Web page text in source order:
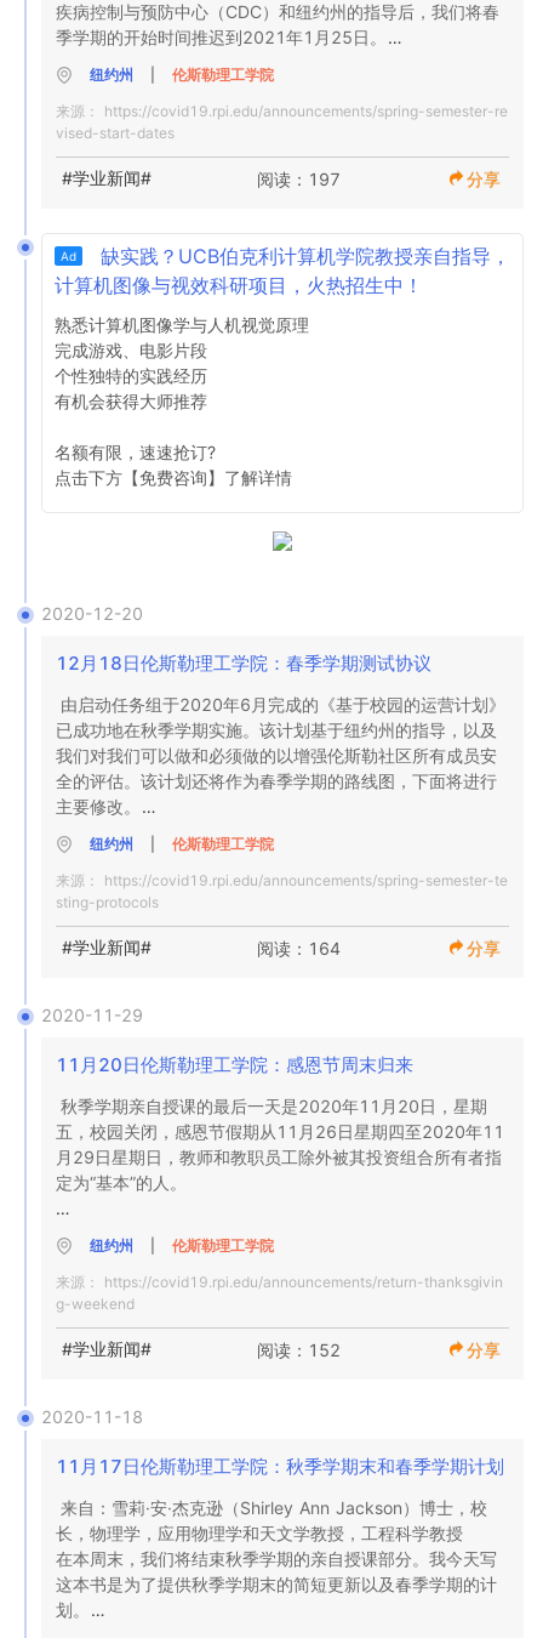
感谢您为维护自己和我们社区的安全与健康所做的一切。
疾病控制与预防中心（CDC）和纽约州的指导后，我们将春
季学期的开始时间推迟到2021年1月25日。
参加课程和其他校园内活动的学生将在1月22日至1月24日
之间返回校园。这一时间点对于居住在下院的学生来说尤其
重要，他们将获得具体的到课日期和时间。从2021年1月4
日这一周开始，到达大使将与每位学生取得联系。
根据联邦和纽约州公共卫生指南的规定，本学期将对所有学
生进行为期两周的就地隔离，并于2021年1月25日开始在线
指导。亲自指导活动将于2021年2月8日开始。 。
与秋季学期一样，T3SQ / I计划的所有要素以及我们的校园
正在采取的措施旨在维护Rensselaer社区所有成员的健康，
如果根据整体健康状况有进一步的变化，我们将立即通知
您。
纽约州
伦斯勒理工学院
来源： https://covid19.rpi.edu/announcements/spring-semester-re
vised-start-dates
#学业新闻# 阅读：197 分享
Ad
缺实践？UCB伯克利计算机学院教授亲自指导，
计算机图像与视效科研项目，火热招生中！
熟悉计算机图像学与人机视觉原理
完成游戏、电影片段
个性独特的实践经历
有机会获得大师推荐
名额有限，速速抢订?
点击下方【免费咨询】了解详情
2020-12-20
12月18日伦斯勒理工学院：春季学期测试协议
由启动任务组于2020年6月完成的《基于校园的运营计划》
已成功地在秋季学期实施。该计划基于纽约州的指导，以及
我们对我们可以做和必须做的以增强伦斯勒社区所有成员安
全的评估。该计划还将作为春季学期的路线图，下面将进行
主要修改。
我们的春季测试计划为要求校园访问的人员提供了基于校园
的操作协议。这些协议将使我们能够开展基础教育和研究任
务，尤其侧重于健康与安全，教学创新，运营有效性，限制
风险和后果管理。
的国家和首都地区蔓延，因此我们无法使校园运营完全没有
变，导致我们不根据纽约州的禁令和/或我们自己对整体公共
此，我们的计划和相关协议可能会更改。
测试，跟踪，跟踪，监视和隔离/隔离（T3SQ /I℠）
要在校园中使用，健康和安全规程要求以居民为基础的社区
的所有成员在返回时都应接受定期检查。 Rensselaer将为学
在Rensselaer许可的COVID-19测试实验室进行RT-qPCR测
试，以及通过Rensselaer卫生服务中心进行即时护理抗原测
试来完成。
如下：
学生测试
生活在校园中且可进入校园的本科生将每周接受两次测试；
居住在校园外并能进入校园的大学生将每周接受两次测试；
住在校园之外无法进入校园的本科生将不会接受测试；
纽约州
伦斯勒理工学院
来源： https://covid19.rpi.edu/announcements/spring-semester-te
sting-protocols
#学业新闻# 阅读：164 分享
2020-11-29
11月20日伦斯勒理工学院：感恩节周末归来
秋季学期亲自授课的最后一天是2020年11月20日，星期
五，校园关闭，感恩节假期从11月26日星期四至2020年11
月29日星期日，教师和教职员工除外被其投资组合所有者指
定为“基本”的人。
我知道，由于COVID-19大流行，今年家庭感恩节聚会将是
一个挑战。但是，技术是与家人和朋友联系的安全选择。
随着教职员工在感恩节假期后返回校园，学院将要求参加在
划，该计划与T3SQ（I）协议和纽约指南相一致。州。
须在11月30日星期一和12月4日星期五接受测试。所有计划
在11月30日星期一工作的教职员工将在远程工作，除了到校
园接受预定的COVID-19测试。
纽约州
伦斯勒理工学院
来源： https://covid19.rpi.edu/announcements/return-thanksgivin
g-weekend
#学业新闻# 阅读：152 分享
2020-11-18
11月17日伦斯勒理工学院：秋季学期末和春季学期计划
来自：雪莉·安·杰克逊（Shirley Ann Jackson）博士，校
长，物理学，应用物理学和天文学教授，工程科学教授
在本周末，我们将结束秋季学期的亲自授课部分。我今天写
这本书是为了提供秋季学期末的简短更新以及春季学期的计
划。